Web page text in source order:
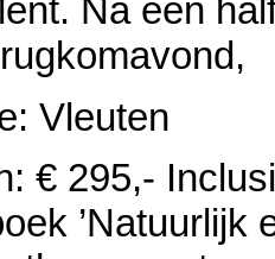
Na een
Vleuten
€ 295,-
’Natuurlijk